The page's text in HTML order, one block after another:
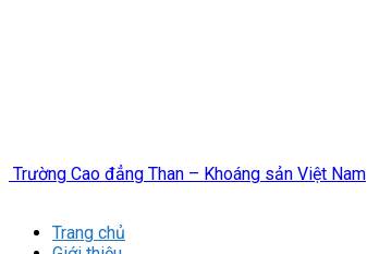
Trường Cao đẳng Than – Khoáng sản Việt Nam
Trang chủ